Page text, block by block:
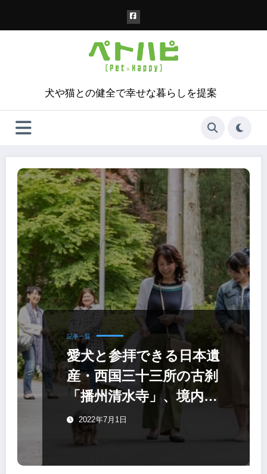
犬や猫との健全で幸せな暮らしを提案
記事一覧
愛犬と参拝できる日本遺
産・西国三十三所の古刹
「播州清水寺」、境内ド
ッグランやワンコお守り
など
2022年7月1日